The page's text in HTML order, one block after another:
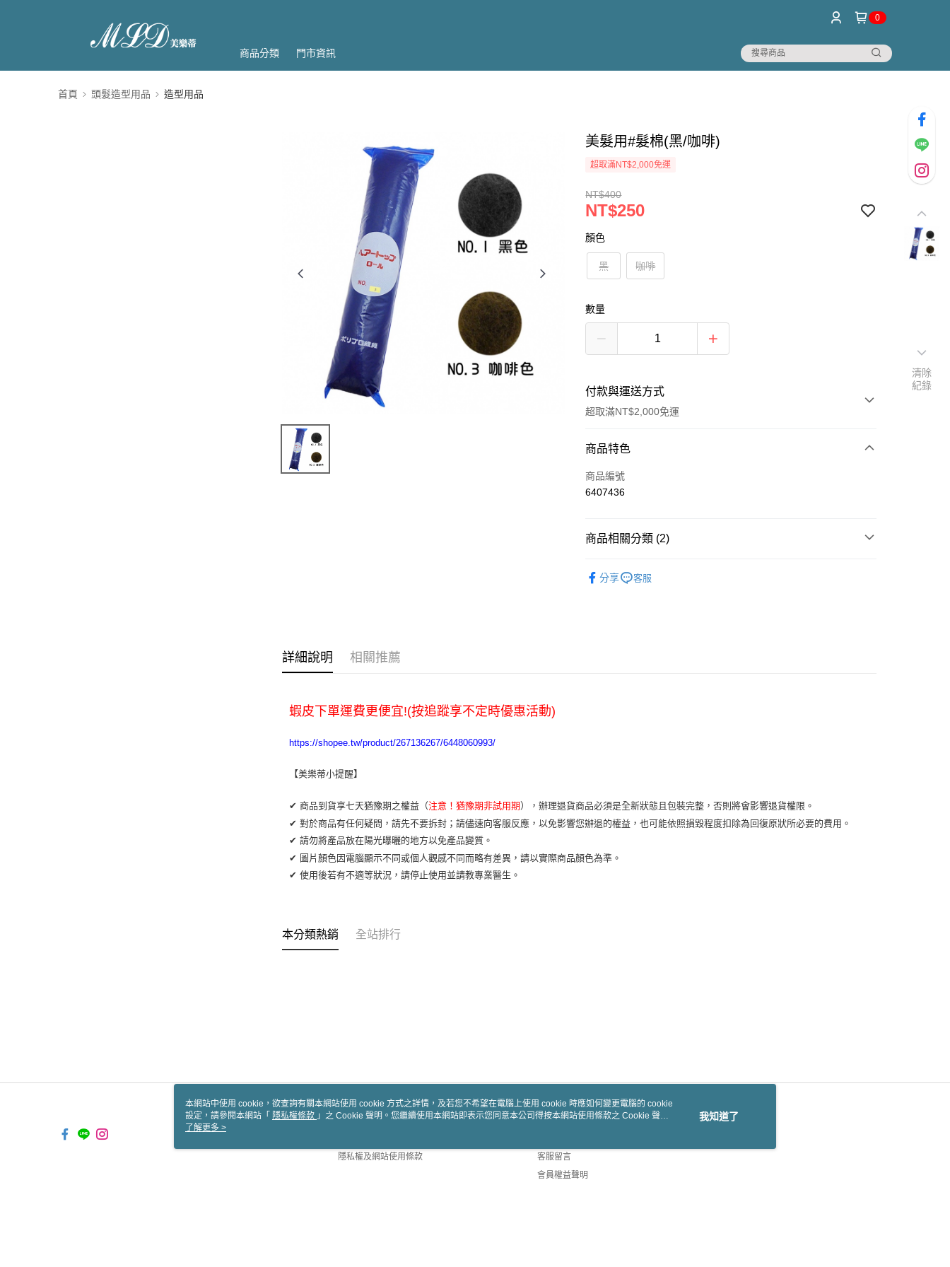
0
商品分類 門市資訊
首頁 頭髮造型用品 造型用品
美髮用#髮棉(黑/咖啡)
超取滿NT$2,000免運
NT$400
NT$250
顏色
黑 咖啡
數量
付款與運送方式
超取滿NT$2,000免運
付款方式
信用卡一次付款
ATM付款
商品特色
商品編號
6407436
商品相關分類 (2)
分享 客服
詳細說明 相關推薦
蝦皮下單運費更便宜!(按追蹤享不定時優惠活動)
https://shopee.tw/product/267136267/6448060993/
【美樂蒂小提醒】
✔ 商品到貨享七天猶豫期之權益（注意！猶豫期非試用期），辦理退貨商品必須是全新狀態且包裝完整，否則將會影響退貨權限。
✔ 對於商品有任何疑問，請先不要拆封；請儘速向客服反應，以免影響您辦退的權益，也可能依照損毀程度扣除為回復原狀所必要的費用。
✔ 請勿將產品放在陽光曝曬的地方以免產品變質。
✔ 圖片顏色因電腦顯示不同或個人觀感不同而略有差異，請以實際商品顏色為準。
✔ 使用後若有不適等狀況，請停止使用並請教專業醫生。
本分類熱銷 全站排行
關於我們
隱私權及網站使用條款
客服資訊
客服留言
會員權益聲明
清除
紀錄
本網站中使用 cookie，欲查詢有關本網站使用 cookie 方式之詳情，及若您不希望在電腦上使用 cookie 時應如何變更電腦的 cookie
設定，請參閱本網站「 隱私權條款 」之 Cookie 聲明。您繼續使用本網站即表示您同意本公司得按本網站使用條款之 Cookie 聲明
使用 cookie。
了解更多 >
我知道了